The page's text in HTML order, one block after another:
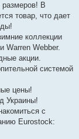
размеров! В
товар, что дает
коллекции
Warren Webber.
акции.
системой
цены!
Украины!
с
Eurostock: